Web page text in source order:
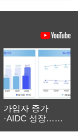
가입자 증가
·AIDC 성장…